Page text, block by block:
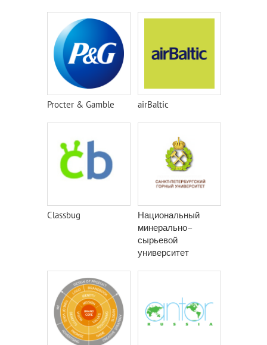
Procter & Gamble airBaltic
Classbug
Национальный
минерально–
сырьевой
университет